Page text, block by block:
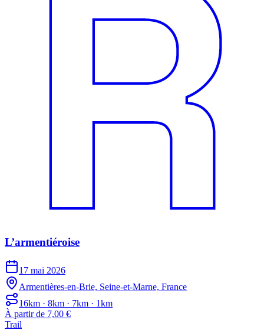
L’armentiéroise
17 mai 2026
Armentières-en-Brie, Seine-et-Marne, France
16km · 8km · 7km · 1km
À partir de 7,00 €
Trail